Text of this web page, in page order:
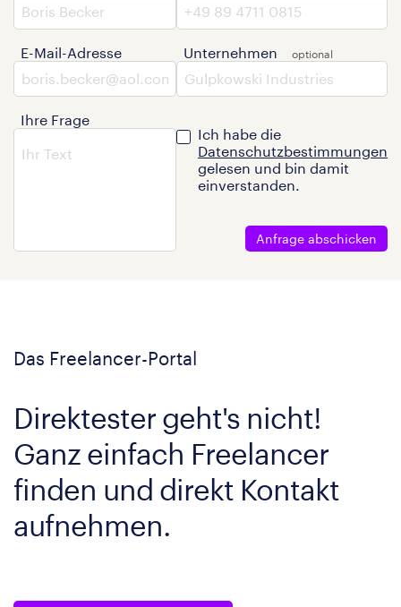
E-Mail-Adresse
Ihre Frage
Unternehmen
Ich habe die
Datenschutzbestimmungen
gelesen und bin damit
einverstanden.
Anfrage abschicken
Das Freelancer-Portal
Direktester geht's nicht!
Ganz einfach Freelancer
finden und direkt Kontakt
aufnehmen.